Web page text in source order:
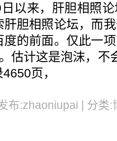
以来，肝胆相照
胆相照论坛，而
度的前面。仅此一
。估计这是泡沫，
页，
布:zhaoniupai | 分类